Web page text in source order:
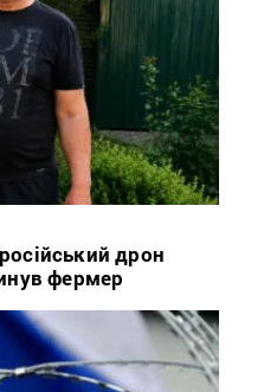
дрон
фермер